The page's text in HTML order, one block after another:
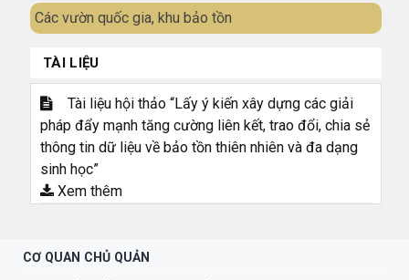
Các vườn quốc gia, khu bảo tồn
TÀI LIỆU
Tài liệu hội thảo “Lấy ý kiến xây dựng các giải
pháp đẩy mạnh tăng cường liên kết, trao đổi, chia sẻ
thông tin dữ liệu về bảo tồn thiên nhiên và đa dạng
sinh học”
Xem thêm
CƠ QUAN CHỦ QUẢN